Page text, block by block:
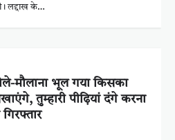
लद्दाख के…
मौलाना भूल गया किसका
तुम्हारी पीढ़ियां दंगे करना